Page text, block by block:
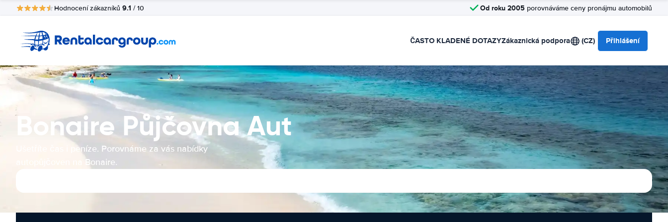
Hodnocení zákazníků 9.1 / 10 Od roku 2005 porovnáváme ceny pronájmu automobilů
ČASTO KLADENÉ DOTAZYZákaznická podpora (CZ) Přihlášení
Bonaire Půjčovna Aut
Ušetříte čas i peníze. Porovnáme za vás nabídky
autopůjčoven na Bonaire.